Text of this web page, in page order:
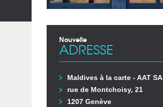
Nouvelle
ADRESSE
Maldives à la carte - AAT SA
rue de Montchoisy, 21
1207 Genève